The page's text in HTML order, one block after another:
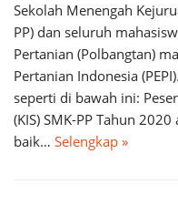
Sekolah Menengah
PP) dan seluruh
Pertanian (Polbangtan)
Pertanian Indonesia
seperti di bawah ini:
(KIS) SMK-PP Tahun
baik… Selengkap »